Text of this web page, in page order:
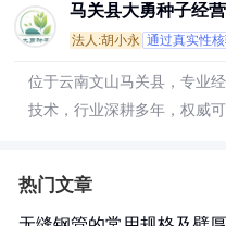
马关县大勇种子经
法人:胡小永 通过真实性
位于云南文山马关县，专业
技术，行业深耕多年，权威可
热门文章